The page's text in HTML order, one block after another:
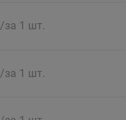
/за 1 шт.
/за 1 шт.